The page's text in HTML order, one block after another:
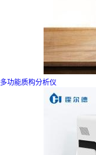
多功能质构分析仪